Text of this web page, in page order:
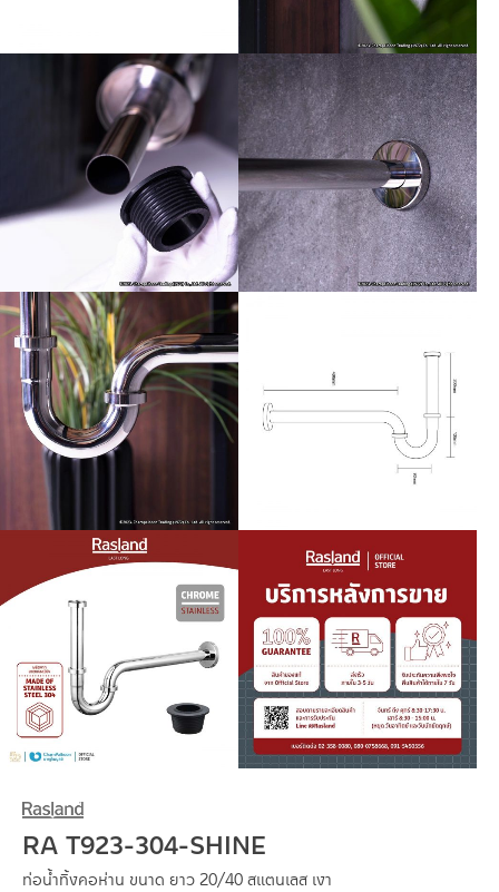
RA T923-304-SHINE
ท่อน้ำทิ้งคอห่าน ขนาด ยาว 20/40 สแตนเลส เงา